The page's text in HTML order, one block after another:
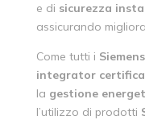
e di sicurezza
assicurando
Come tutti i Siemens
integrator
la gestione
l’utilizzo di prodotti